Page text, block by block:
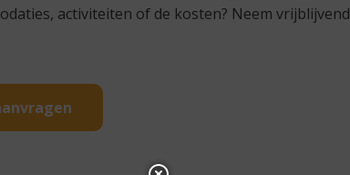
activiteiten of de kosten? Neem vrijblijvend